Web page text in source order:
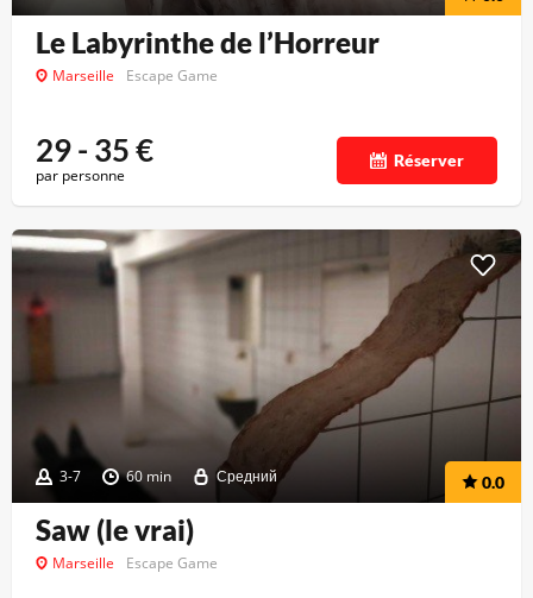
Le Labyrinthe de l’Horreur
Marseille Escape Game
29 - 35€
par personne
Réserver
3-7 60 min Средний 0.0
Saw (le vrai)
Marseille Escape Game